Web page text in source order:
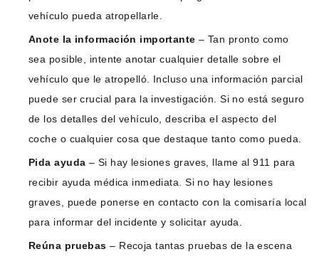
vehículo pueda atropellarle.
Anote la información importante – Tan pronto como
sea posible, intente anotar cualquier detalle sobre el
vehículo que le atropelló. Incluso una información parcial
puede ser crucial para la investigación. Si no está seguro
de los detalles del vehículo, describa el aspecto del
coche o cualquier cosa que destaque tanto como pueda.
Pida ayuda – Si hay lesiones graves, llame al 911 para
recibir ayuda médica inmediata. Si no hay lesiones
graves, puede ponerse en contacto con la comisaría local
para informar del incidente y solicitar ayuda.
Reúna pruebas – Recoja tantas pruebas de la escena